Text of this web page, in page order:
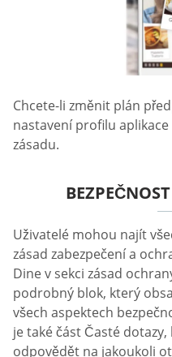
Chcete-li změnit plán
nastavení profilu
zásadu.
Uživatelé mohou najít
zásad zabezpečení a
Dine v sekci zásad
podrobný blok, který
všech aspektech
je také část Časté
odpovědět na jakoukoli